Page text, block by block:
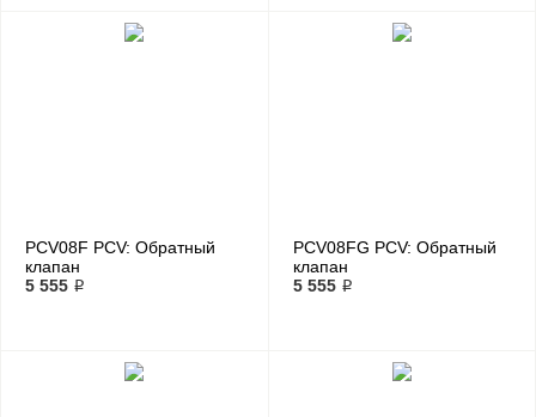
PCV08F PCV: Обратный
клапан
5 555 ₽
PCV08FG PCV: Обратный
клапан
5 555 ₽